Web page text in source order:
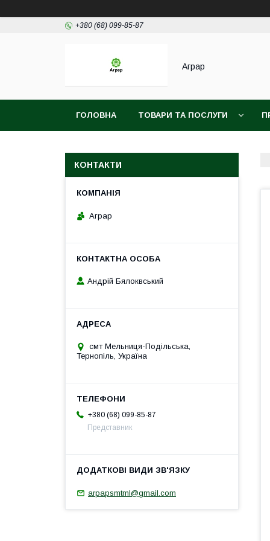
+380 (68) 099-85-87
Аграр
ГОЛОВНА ТОВАРИ ТА ПОСЛУГИ
КОНТАКТИ
Аграр
Андрій Бялоквський
смт Мельниця-Подільська,
Тернопіль, Україна
+380 (68) 099-85-87
Представник
arpapsmtml@gmail.com